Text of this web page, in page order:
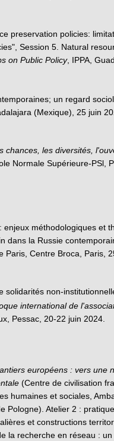
preservation policies:
Session 5. Natural
on Public Policy, IPPA,
un regard
(Mexique), 25 juin
chances, les diversités,
Normale Supérieure-PSl,
enjeux méthodologiques et
dans la Russie
Paris, Centre Broca, Paris,
solidarités non-
international de
Pessac, 20-22 juin 2024.
européens : vers une
(Centre de civilisation
humaines et sociales,
Pologne). Atelier 2 :
et constructions
la recherche en réseau :